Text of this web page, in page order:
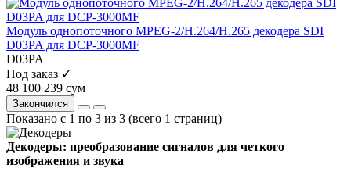
Модуль однопоточного MPEG-2/H.264/H.265 декодера SDI
D03PA для DCP-3000MF
D03PA
Под заказ ✓
48 100 239 сум
Закончился
Показано с 1 по 3 из 3 (всего 1 страниц)
Декодеры: преобразование сигналов для четкого
изображения и звука